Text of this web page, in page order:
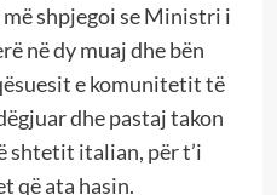
shpjegoi se Ministri i
në dy muaj dhe bën
e komunitetit të
dhe pastaj takon
shtetit italian, për t’i
që ata hasin.